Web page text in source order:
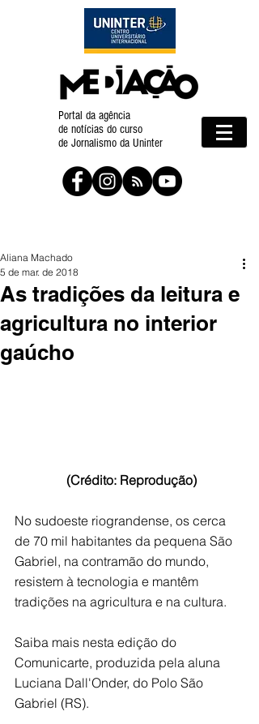
Portal da agência
de notícias do curso
de Jornalismo da Uninter
As tradições da leitura e
agricultura no interior
gaúcho
Aliana Machado
5 de mar. de 2018
(Crédito: Reprodução)
No sudoeste riograndense, os cerca
de 70 mil habitantes da pequena São
Gabriel, na contramão do mundo,
resistem à tecnologia e mantêm
tradições na agricultura e na cultura.
Saiba mais nesta edição do
Comunicarte, produzida pela aluna
Luciana Dall'Onder, do Polo São
Gabriel (RS).